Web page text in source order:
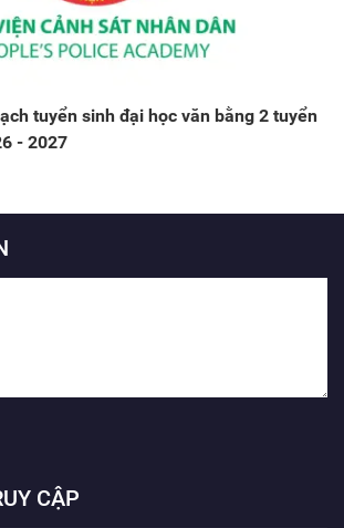
tuyển sinh đại học văn bằng 2 tuyển
- 2027
CẬP